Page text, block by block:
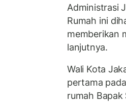
Administrasi
Rumah ini
memberikan
lanjutnya.
Wali Kota
pertama
rumah Bapak